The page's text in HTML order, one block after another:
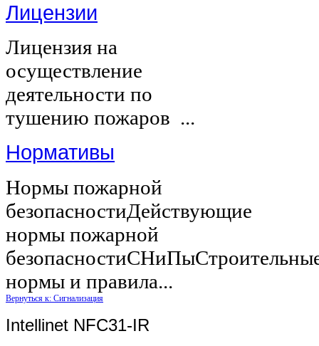
Лицензии
Лицензия на
осуществление
деятельности по
тушению пожаров ...
Нормативы
Нормы пожарной
безопасностиДействующие
нормы пожарной
нормы и правила...
Вернуться к: Сигнализация
Intellinet NFC31-IR